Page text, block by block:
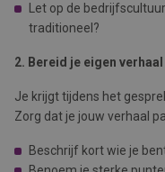
Let op de
traditioneel?
2. Bereid je eigen
Je krijgt tijdens het
Zorg dat je jouw verhaal
Beschrijf kort wie je